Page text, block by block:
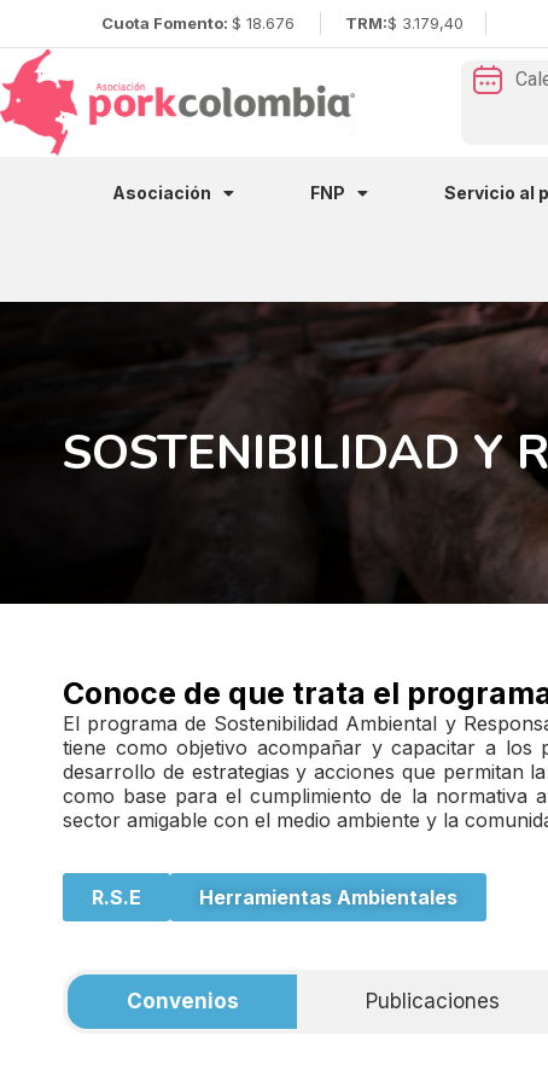
Cuota Fomento: $ 18.676 TRM:$ 3.179,40
Asociación FNP Servicio al
SOSTENIBILIDAD Y
Conoce de que trata el
El programa de Sostenibilidad Ambiental y
tiene como objetivo acompañar y capacitar a
desarrollo de estrategias y acciones que permitan
como base para el cumplimiento de la normativa
sector amigable con el medio ambiente y la
R.S.E Herramientas Ambientales
Convenios Publicaciones